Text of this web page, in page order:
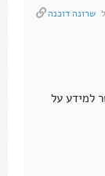
שרונה דוכנה
למידע על